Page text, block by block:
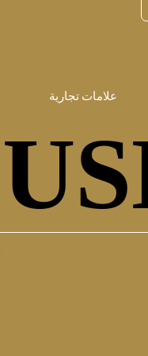
علامات تجارية